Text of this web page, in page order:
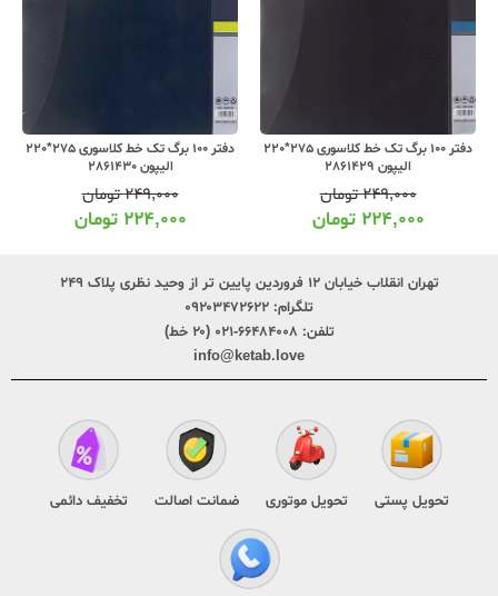
دفتر 100 برگ تک خط کلاسوری 275*220
الیپون 2861429
۲۴۹,۰۰۰تومان
۲۲۴,۰۰۰ تومان
دفتر 100 برگ تک خط کلاسوری 275*220
الیپون 2861430
۲۴۹,۰۰۰تومان
۲۲۴,۰۰۰ تومان
تهران انقلاب خیابان ۱۲ فروردین پایین تر از وحید نظری پلاک ۲۴۹
تلگرام: ۰۹۲۰۳۴۷۲۶۲۲
تلفن: ۶۶۴۸۴۰۰۸-۰۲۱ (۲۰ خط)
info@ketab.love
تحویل پستی تحویل موتوری ضمانت اصالت تخفیف دائمی